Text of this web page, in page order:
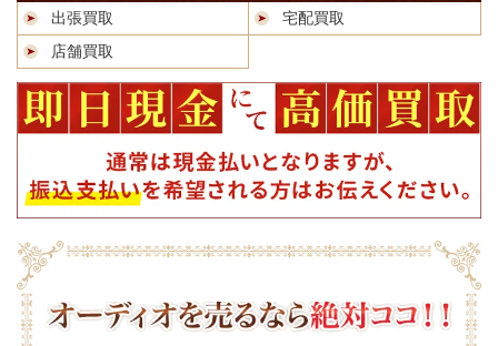
出張買取
宅配買取
店舗買取